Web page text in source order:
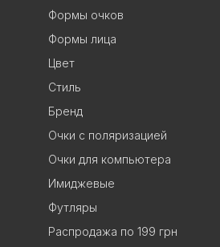
Формы очков
Формы лица
Цвет
Стиль
Бренд
Очки с поляризацией
Очки для компьютера
Имиджевые
Футляры
Распродажа по 199 грн